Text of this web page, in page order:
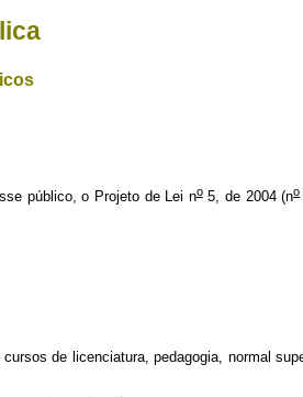
público, o Projeto de Lei no5, de 2004 (no
de licenciatura, pedagogia, normal